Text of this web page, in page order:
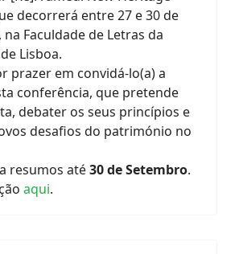
decorrerá entre 27 e 30 de
na Faculdade de Letras da
Lisboa.
prazer em convidá-lo(a) a
conferência, que pretende
debater os seus princípios e
desafios do património no
resumos até30 de Setembro.
aqui.